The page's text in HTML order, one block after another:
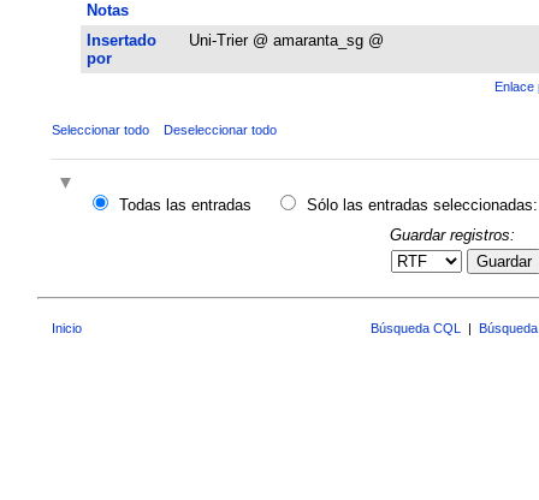
Notas
Insertado
por
Uni-Trier @ amaranta_sg @
Enlace
Seleccionar todo Deseleccionar todo
Todas las entradas
Sólo las entradas seleccionadas:
Guardar registros:
Guardar
Inicio Búsqueda CQL